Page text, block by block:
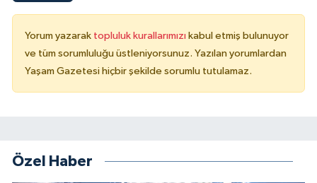
Yorum yazarak topluluk kurallarımızı kabul etmiş bulunuyor
ve tüm sorumluluğu üstleniyorsunuz. Yazılan yorumlardan
Yaşam Gazetesi hiçbir şekilde sorumlu tutulamaz.
Özel Haber